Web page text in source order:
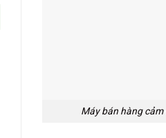
Máy bán hàng cảm